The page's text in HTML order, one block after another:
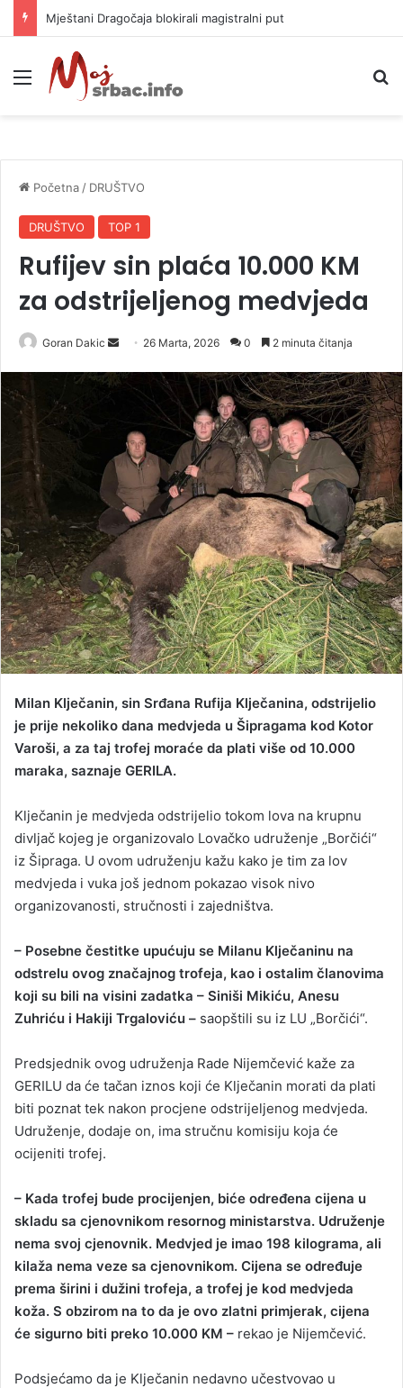
Helikopter ponovo gasi vatru u selima kod Trebinja
Meni
Početna / DRUŠTVO
DRUŠTVO TOP 1
Rufijev sin plaća 10.000 KM
za odstrijeljenog medvjeda
Goran Dakic
n
n
m
a
i
l
26 Marta, 2026 0 2 minuta čitanja
Milan Klječanin, sin Srđana Rufija Klječanina, odstrijelio
je prije nekoliko dana medvjeda u Šipragama kod Kotor
Varoši, a za taj trofej moraće da plati više od 10.000
maraka, saznaje GERILA.
Klječanin je medvjeda odstrijelio tokom lova na krupnu
divljač kojeg je organizovalo Lovačko udruženje „Borčići“
iz Šipraga. U ovom udruženju kažu kako je tim za lov
medvjeda i vuka još jednom pokazao visok nivo
organizovanosti, stručnosti i zajedništva.
– Posebne čestitke upućuju se Milanu Klječaninu na
odstrelu ovog značajnog trofeja, kao i ostalim članovima
koji su bili na visini zadatka – Siniši Mikiću, Anesu
Zuhriću i Hakiji Trgaloviću – saopštili su iz LU „Borčići“.
Predsjednik ovog udruženja Rade Nijemčević kaže za
GERILU da će tačan iznos koji će Klječanin morati da plati
biti poznat tek nakon procjene odstrijeljenog medvjeda.
Udruženje, dodaje on, ima stručnu komisiju koja će
ocijeniti trofej.
– Kada trofej bude procijenjen, biće određena cijena u
skladu sa cjenovnikom resornog ministarstva. Udruženje
nema svoj cjenovnik. Medvjed je imao 198 kilograma, ali
kilaža nema veze sa cjenovnikom. Cijena se određuje
prema širini i dužini trofeja, a trofej je kod medvjeda
koža. S obzirom na to da je ovo zlatni primjerak, cijena
će sigurno biti preko 10.000 KM – rekao je Nijemčević.
Podsjećamo da je Klječanin nedavno učestvovao u